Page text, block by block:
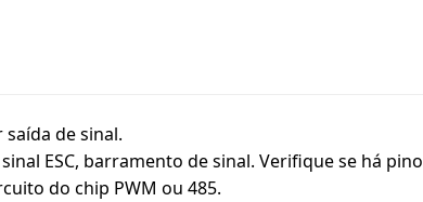
de sinal.
ESC, barramento de sinal. Verifique se há pino
do chip PWM ou 485.